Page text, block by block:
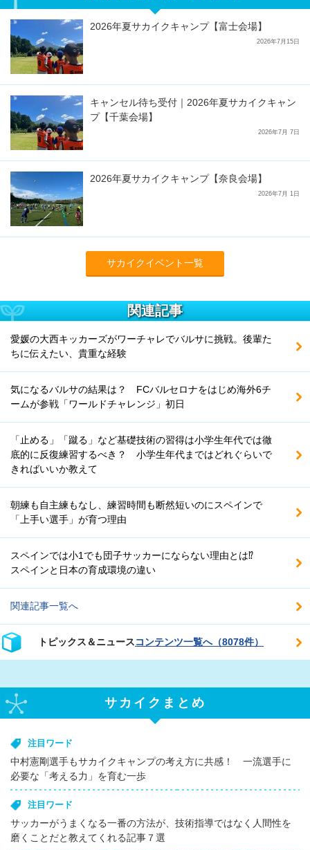
2026年夏サカイクキャンプ【富士会場】
2026年7月15日
キャンセル待ち受付｜2026年夏サカイクキャン
プ【千葉会場】
2026年7月 7日
2026年夏サカイクキャンプ【奈良会場】
2026年7月 1日
サカイクイベント一覧
関連記事
愛媛の大西キッカーズがワーチャレでバルサに挑戦。後輩た
ちに伝えたい、貴重な経験
気になるバルサの結果は？ FCバルセロナをはじめ海外6チ
ームが参戦「ワールドチャレンジ」初日
「止める」「蹴る」など基礎技術の習得は小学生年代では徹
底的に反復練習するべき？ 小学生年代まではどれぐらいで
きればいいか教えて
朝練も自主練もなし、練習時間も断然短いのにスペインで
「上手い選手」が育つ理由
スペインでは小1でも団子サッカーにならない理由とは⁉
スペインと日本の育成環境の違い
関連記事一覧へ
トピックス＆ニュースコンテンツ一覧へ（8078件）
サカイクまとめ
注目ワード
中村憲剛選手もサカイクキャンプの考え方に共感！ 一流選手に
必要な「考える力」を育む一歩
注目ワード
サッカーがうまくなる一番の方法が、技術指導ではなく人間性を
磨くことだと教えてくれる記事７選